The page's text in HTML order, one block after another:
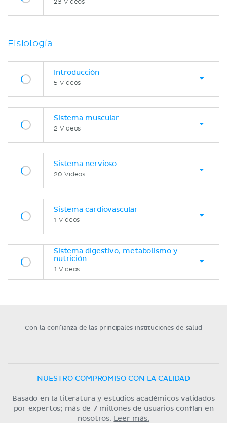
23 Videos
Fisiología
Introducción
5 Videos
Sistema muscular
2 Videos
Sistema nervioso
20 Videos
Sistema cardiovascular
1 Videos
Sistema digestivo, metabolismo y
nutrición
1 Videos
Con la confianza de las principales instituciones de salud
NUESTRO COMPROMISO CON LA CALIDAD
Basado en la literatura y estudios académicos validados
por expertos; más de 7 millones de usuarios confían en
nosotros. Leer más.